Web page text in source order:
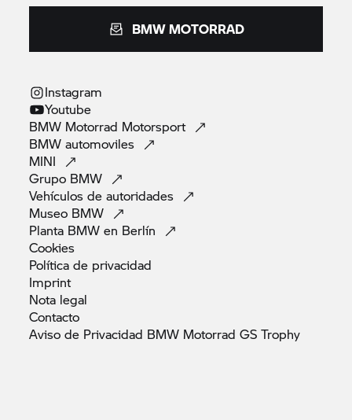
BMW MOTORRAD
Instagram
Youtube
BMW Motorrad Motorsport
BMWautomoviles
MINI
Grupo BMW
Vehículos deautoridades
Museo BMW
Planta BMW en Berlín
Cookies
Política de privacidad
Imprint
Nota legal
Contacto
Aviso de Privacidad BMW Motorrad GSTrophy